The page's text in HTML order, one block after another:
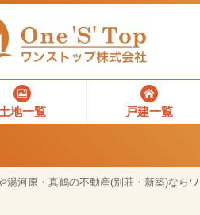
土地一覧 戸建一覧
湯河原・真鶴の不動産(別荘・新築)なら